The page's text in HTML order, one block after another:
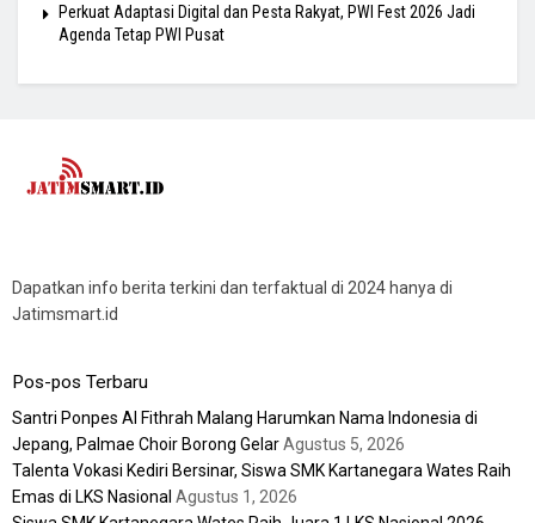
Perkuat Adaptasi Digital dan Pesta Rakyat, PWI Fest 2026 Jadi
Agenda Tetap PWI Pusat
Dapatkan info berita terkini dan terfaktual di 2024 hanya di
Jatimsmart.id
Pos-pos Terbaru
Santri Ponpes Al Fithrah Malang Harumkan Nama Indonesia di
Jepang, Palmae Choir Borong GelarAgustus 5, 2026
Talenta Vokasi Kediri Bersinar, Siswa SMK Kartanegara Wates Raih
Emas di LKS Nasional Agustus 1, 2026